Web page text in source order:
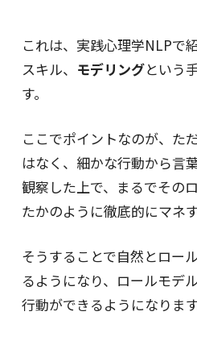
これは、実践心理学NLPで
スキル、 モデリングという
す。
ここでポイントなのが、た
はなく、細かな行動から言
観察した上で、まるでその
たかのように徹底的にマネ
そうすることで自然とロー
るようになり、ロールモデ
行動ができるようになります